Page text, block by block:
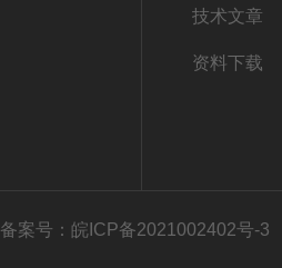
技术文章
资料下载
备案号：皖ICP备2021002402号-3